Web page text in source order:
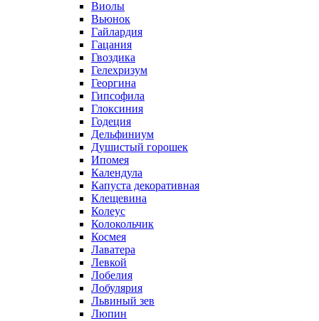
Виолы
Вьюнок
Гайлардия
Гацания
Гвоздика
Гелехризум
Георгина
Гипсофила
Глоксиния
Годеция
Дельфиниум
Душистый горошек
Ипомея
Календула
Капуста декоративная
Клещевина
Колеус
Колокольчик
Космея
Лаватера
Левкой
Лобелия
Лобулярия
Львиный зев
Люпин